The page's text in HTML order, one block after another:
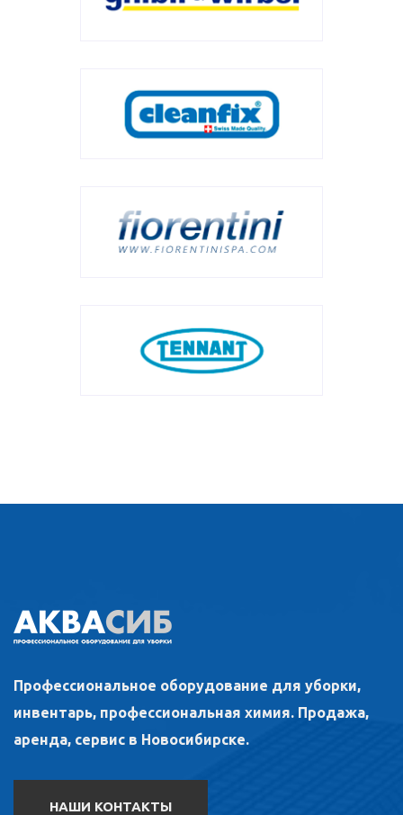
Профессиональное оборудование для уборки,
инвентарь, профессиональная химия. Продажа,
аренда, сервис в Новосибирске.
НАШИ КОНТАКТЫ